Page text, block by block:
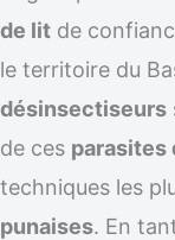
de lit de
le territoire du
désinsectiseurs
de ces parasites
techniques les
punaises. En